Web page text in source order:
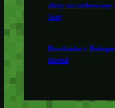
złoty
3szt
Rozdzielacz
Berluf